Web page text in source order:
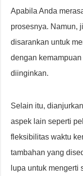
Apabila Anda
prosesnya. Namun,
disarankan untuk
dengan
diinginkan.
Selain itu,
aspek lain seperti
fleksibilitas waktu
tambahan yang
lupa untuk